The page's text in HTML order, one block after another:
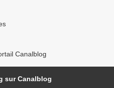
Canalblog
sur Canalblog